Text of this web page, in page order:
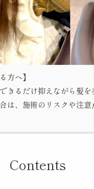
方へ】
きるだけ抑えながら髪を
は、施術のリスクや注意
Contents